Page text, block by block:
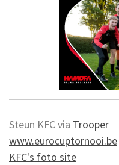
Steun KFC via Trooper
www.eurocuptornooi.be
KFC's foto site